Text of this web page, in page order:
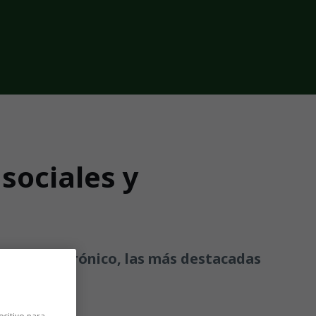
y
electrónico, las más destacadas